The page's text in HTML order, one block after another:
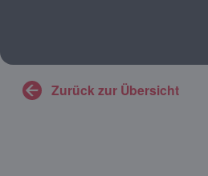
Zurück zur Übersicht